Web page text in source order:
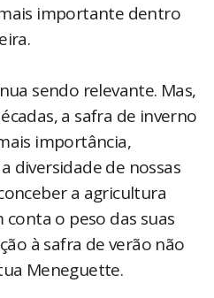
importante dentro
sendo relevante. Mas,
a safra de inverno
importância,
diversidade de nossas
a agricultura
o peso das suas
à safra de verão não
Meneguette.